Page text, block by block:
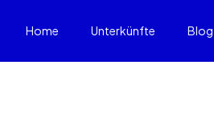
Home Unterkünfte Blog